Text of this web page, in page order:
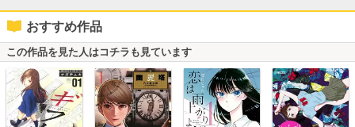
おすすめ作品
この作品を見た人はコチラも見ています